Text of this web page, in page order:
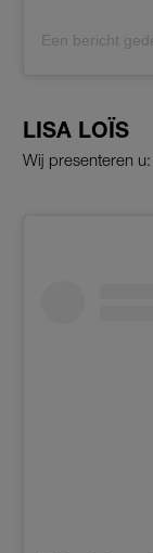
LISA LOÏS
Wij presenteren